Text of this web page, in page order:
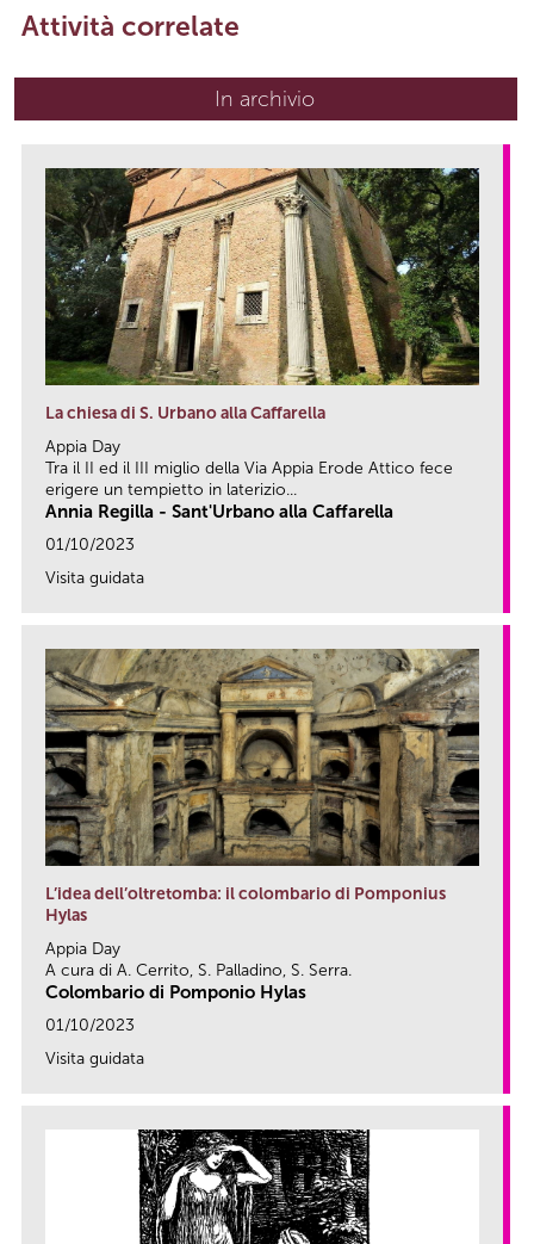
Attività correlate
In archivio
La chiesa di S. Urbano alla Caffarella
Appia Day
Tra il II ed il III miglio della Via Appia Erode Attico fece
erigere un tempietto in laterizio...
Annia Regilla - Sant'Urbano alla Caffarella
01/10/2023
Visita guidata
L’idea dell’oltretomba: il colombario di Pomponius
Hylas
Appia Day
A cura di A. Cerrito, S. Palladino, S. Serra.
Colombario di Pomponio Hylas
01/10/2023
Visita guidata